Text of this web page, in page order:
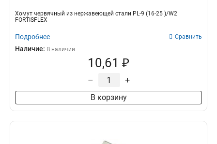
Хомут червячный из нержавеющей стали PL-9 (16-25 )/W2
FORTISFLEX
Подробнее Сравнить
Наличие: В наличии
10,61 ₽
– +
В корзину